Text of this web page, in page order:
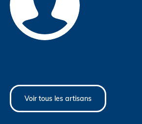
Voir tous les artisans